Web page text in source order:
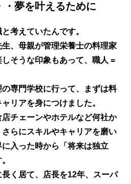
・夢を叶えるために
考えていたんです。
、母親が管理栄養士の料理家
そうな印象もあって、職人 =
専門学校に行って、まずは料
リアを身につけました。
チェーンやホテルなど何社か
らにスキルやキャリアを磨い
入った時から「将来は独立
く居て、店長を12年、スーパ